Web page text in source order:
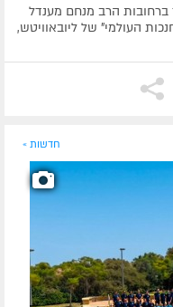
ברחובות הרב מנחם מענדל
העולמי" של ליובאוויטש,
חדשות »